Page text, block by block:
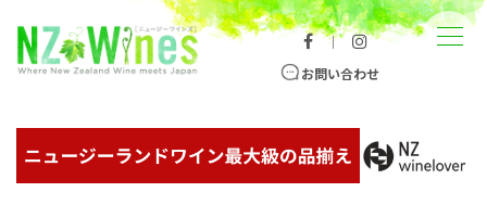
ニュージーランドワイン総合サイト
｜
お問い合わせ
メニュー